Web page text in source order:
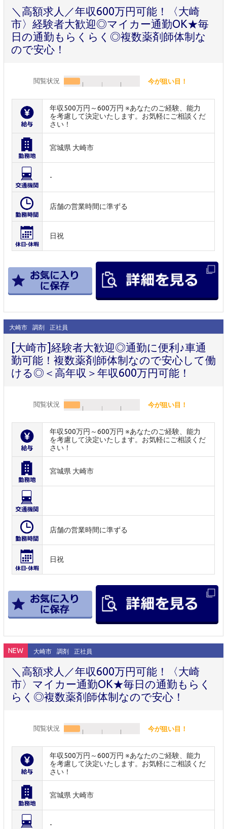
＼高額求人／年収600万円可能！〈大崎
市〉経験者大歓迎◎マイカー通勤OK★毎
日の通勤もらくらく◎複数薬剤師体制な
ので安心！
閲覧状況 今が狙い目！
年収500万円～600万円 ※あなたのご経験、能力
を考慮して決定いたします。お気軽にご相談くだ
さい！
宮城県 大崎市
-
店舗の営業時間に準ずる
日祝
大崎市 調剤 正社員
[大崎市]経験者大歓迎◎通勤に便利♪車通
勤可能！複数薬剤師体制なので安心して働
ける◎＜高年収＞年収600万円可能！
閲覧状況 今が狙い目！
年収500万円～600万円 ※あなたのご経験、能力
を考慮して決定いたします。お気軽にご相談くだ
さい！
宮城県 大崎市
店舗の営業時間に準ずる
日祝
NEW 大崎市 調剤 正社員
＼高額求人／年収600万円可能！〈大崎
市〉マイカー通勤OK★毎日の通勤もらく
らく◎複数薬剤師体制なので安心！
閲覧状況 今が狙い目！
年収500万円～600万円 ※あなたのご経験、能力
を考慮して決定いたします。お気軽にご相談くだ
さい！
宮城県 大崎市
-